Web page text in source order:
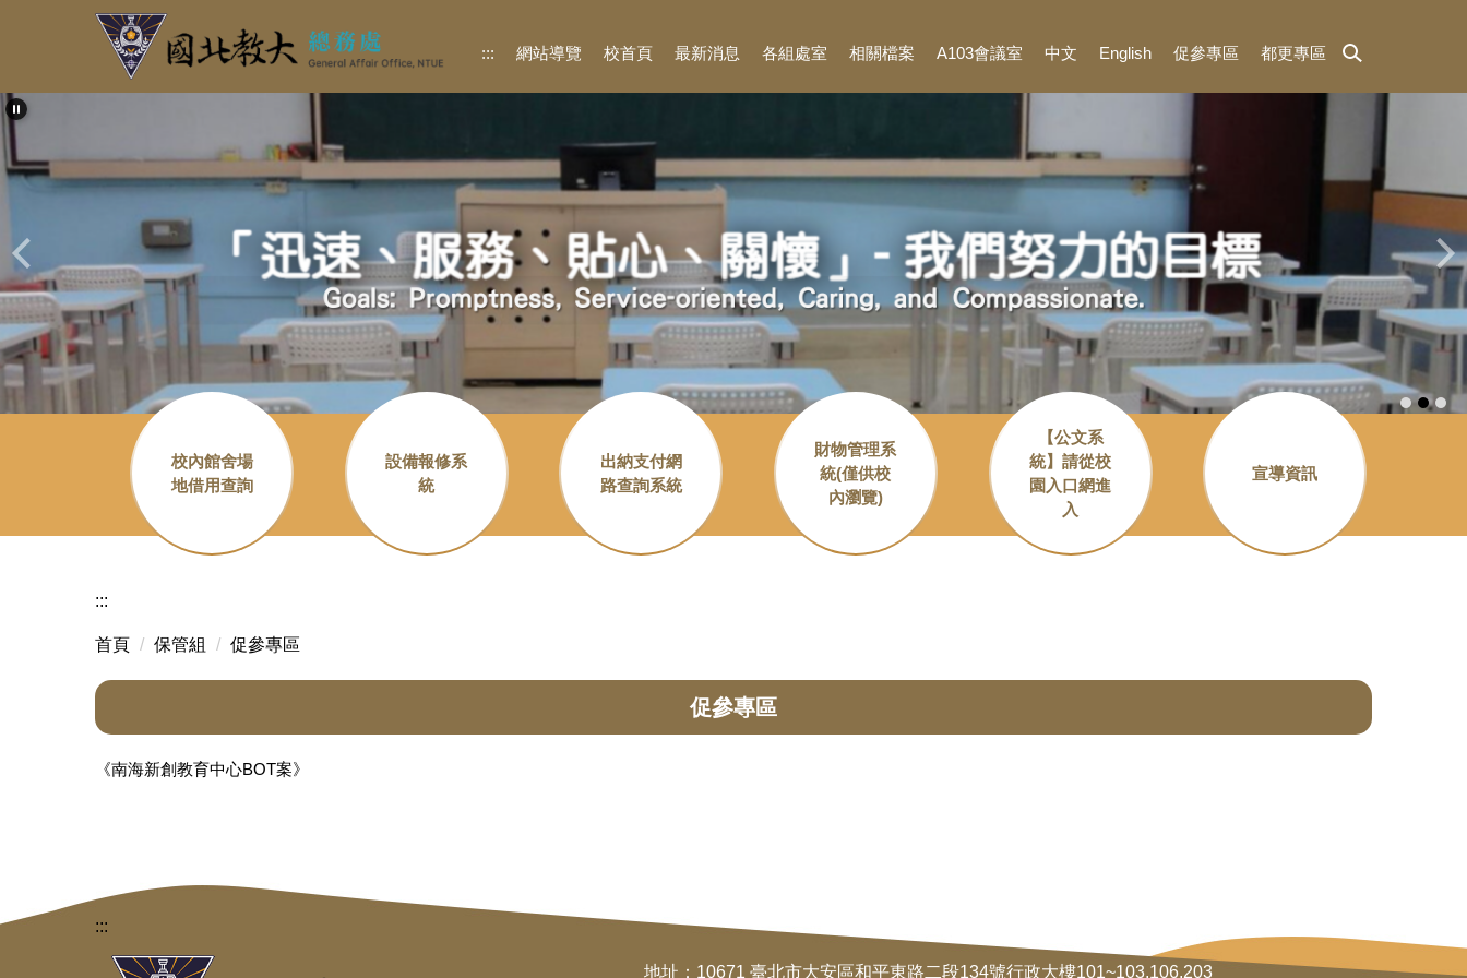
要
內
容
區
::: 網站導覽 校首頁 最新消息 各組處室 相關檔案 A103會議室 中文 English 促參專區 都更專區
校內館舍場
地借用查詢
設備報修系
統
出納支付網
路查詢系統
財物管理系
統(僅供校
內瀏覽)
【公文系
統】請從校
園入口網進
入
宣導資訊
:::
首頁 保管組 促參專區
促參專區
《南海新創教育中心BOT案》
:::
地址：10671 臺北市大安區和平東路二段134號行政大樓101~103,106,203